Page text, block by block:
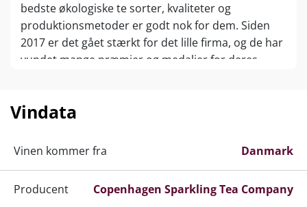
bedste økologiske te sorter, kvaliteter og
produktionsmetoder er godt nok for dem. Siden
2017 er det gået stærkt for det lille firma, og de har
vundet mange præmier og medaljer for deres
Vindata
Vinen kommer fra Danmark
Producent Copenhagen Sparkling Tea Company